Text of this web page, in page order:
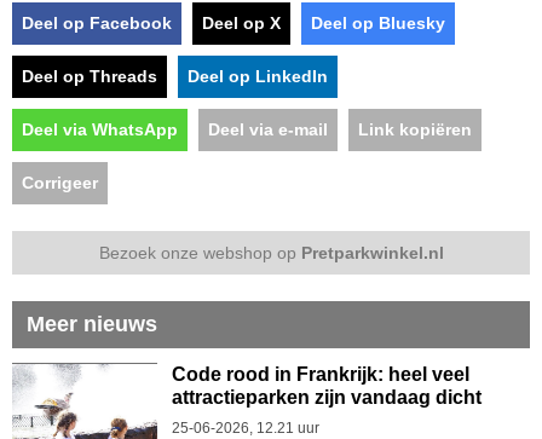
Deel op Facebook Deel op X Deel op Bluesky
Deel op Threads Deel op LinkedIn
Deel via WhatsApp Deel via e-mail Link kopiëren
Corrigeer
Bezoek onze webshop op Pretparkwinkel.nl
Meer nieuws
Code rood in Frankrijk: heel veel
attractieparken zijn vandaag dicht
25-06-2026, 12.21 uur